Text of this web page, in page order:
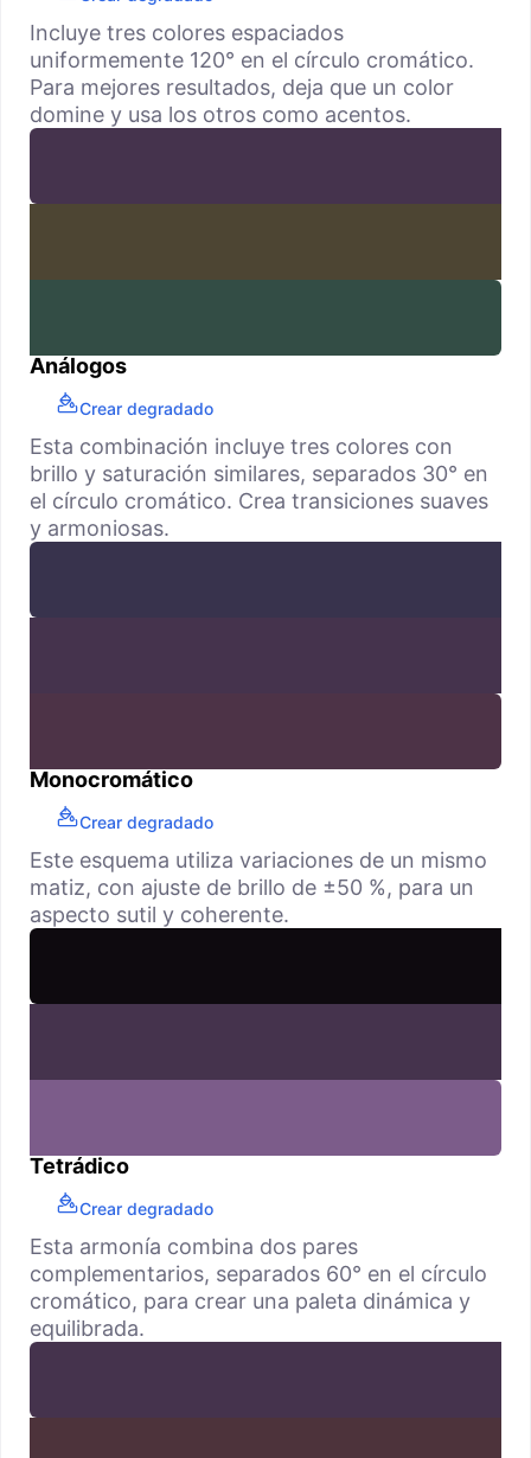
Incluye tres colores espaciados
uniformemente 120° en el círculo cromático.
Para mejores resultados, deja que un color
domine y usa los otros como acentos.
Análogos
Crear degradado
Esta combinación incluye tres colores con
brillo y saturación similares, separados 30° en
el círculo cromático. Crea transiciones suaves
y armoniosas.
Monocromático
Crear degradado
Este esquema utiliza variaciones de un mismo
matiz, con ajuste de brillo de ±50 %, para un
aspecto sutil y coherente.
Tetrádico
Crear degradado
Esta armonía combina dos pares
complementarios, separados 60° en el círculo
cromático, para crear una paleta dinámica y
equilibrada.